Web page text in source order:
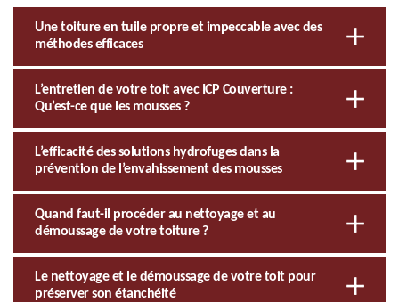
Une toiture en tuile propre et impeccable avec des
méthodes efficaces
L’entretien de votre toit avec ICP Couverture :
Qu’est-ce que les mousses ?
L’efficacité des solutions hydrofuges dans la
prévention de l’envahissement des mousses
Quand faut-il procéder au nettoyage et au
démoussage de votre toiture ?
Le nettoyage et le démoussage de votre toit pour
préserver son étanchéité